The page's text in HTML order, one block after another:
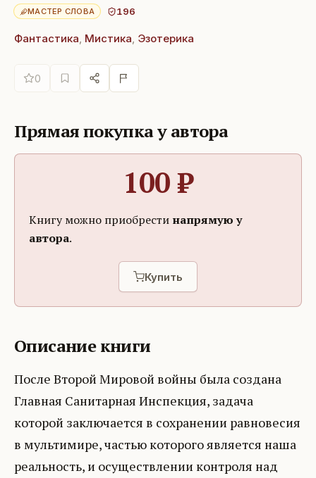
МАСТЕР СЛОВА 196
Фантастика, Мистика, Эзотерика
0
Прямая покупка у автора
100₽
Книгу можно приобрести напрямую у
автора.
Купить
Описание книги
После Второй Мировой войны была создана
Главная Санитарная Инспекция, задача
которой заключается в сохранении равновесия
в мультимире, частью которого является наша
реальность, и осуществлении контроля над